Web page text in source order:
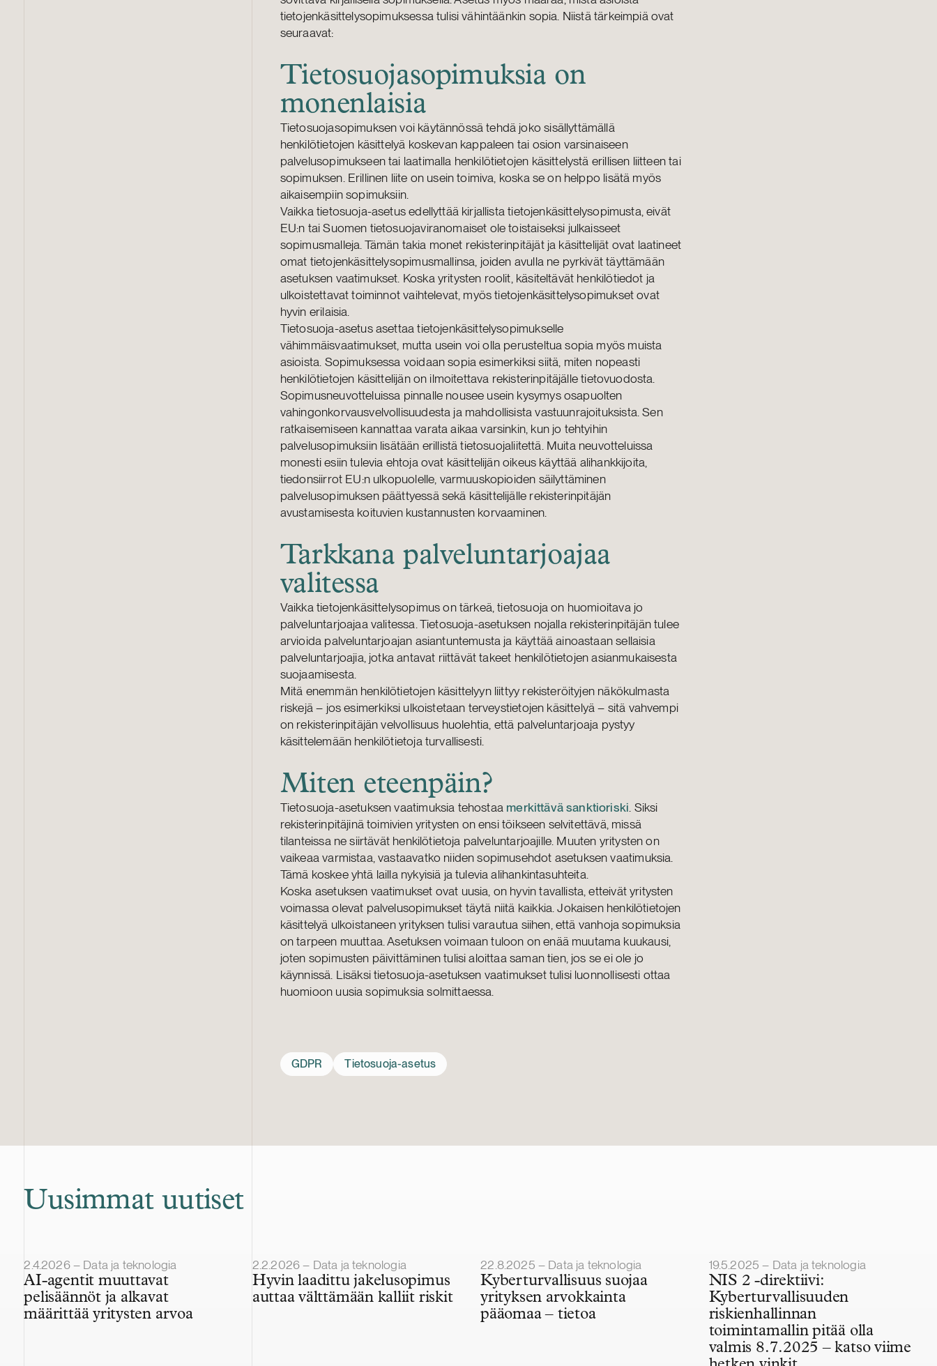
tietojenkäsittelysopimuksessa tulisi vähintäänkin sopia. Niistä tärkeimpiä ovat
seuraavat:
Tietosuojasopimuksia on
monenlaisia
Tietosuojasopimuksen voi käytännössä tehdä joko sisällyttämällä
henkilötietojen käsittelyä koskevan kappaleen tai osion varsinaiseen
palvelusopimukseen tai laatimalla henkilötietojen käsittelystä erillisen liitteen tai
sopimuksen. Erillinen liite on usein toimiva, koska se on helppo lisätä myös
aikaisempiin sopimuksiin.
Vaikka tietosuoja-asetus edellyttää kirjallista tietojenkäsittelysopimusta, eivät
EU:n tai Suomen tietosuojaviranomaiset ole toistaiseksi julkaisseet
sopimusmalleja. Tämän takia monet rekisterinpitäjät ja käsittelijät ovat laatineet
omat tietojenkäsittelysopimusmallinsa, joiden avulla ne pyrkivät täyttämään
asetuksen vaatimukset. Koska yritysten roolit, käsiteltävät henkilötiedot ja
ulkoistettavat toiminnot vaihtelevat, myös tietojenkäsittelysopimukset ovat
hyvin erilaisia.
Tietosuoja-asetus asettaa tietojenkäsittelysopimukselle
vähimmäisvaatimukset, mutta usein voi olla perusteltua sopia myös muista
asioista. Sopimuksessa voidaan sopia esimerkiksi siitä, miten nopeasti
henkilötietojen käsittelijän on ilmoitettava rekisterinpitäjälle tietovuodosta.
Sopimusneuvotteluissa pinnalle nousee usein kysymys osapuolten
vahingonkorvausvelvollisuudesta ja mahdollisista vastuunrajoituksista. Sen
ratkaisemiseen kannattaa varata aikaa varsinkin, kun jo tehtyihin
palvelusopimuksiin lisätään erillistä tietosuojaliitettä. Muita neuvotteluissa
monesti esiin tulevia ehtoja ovat käsittelijän oikeus käyttää alihankkijoita,
tiedonsiirrot EU:n ulkopuolelle, varmuuskopioiden säilyttäminen
palvelusopimuksen päättyessä sekä käsittelijälle rekisterinpitäjän
avustamisesta koituvien kustannusten korvaaminen.
Tarkkana palveluntarjoajaa
valitessa
Vaikka tietojenkäsittelysopimus on tärkeä, tietosuoja on huomioitava jo
palveluntarjoajaa valitessa. Tietosuoja-asetuksen nojalla rekisterinpitäjän tulee
arvioida palveluntarjoajan asiantuntemusta ja käyttää ainoastaan sellaisia
palveluntarjoajia, jotka antavat riittävät takeet henkilötietojen asianmukaisesta
suojaamisesta.
Mitä enemmän henkilötietojen käsittelyyn liittyy rekisteröityjen näkökulmasta
riskejä – jos esimerkiksi ulkoistetaan terveystietojen käsittelyä – sitä vahvempi
on rekisterinpitäjän velvollisuus huolehtia, että palveluntarjoaja pystyy
käsittelemään henkilötietoja turvallisesti.
Miten eteenpäin?
Tietosuoja-asetuksen vaatimuksia tehostaa merkittävä sanktioriski. Siksi
rekisterinpitäjinä toimivien yritysten on ensi töikseen selvitettävä, missä
tilanteissa ne siirtävät henkilötietoja palveluntarjoajille. Muuten yritysten on
vaikeaa varmistaa, vastaavatko niiden sopimusehdot asetuksen vaatimuksia.
Tämä koskee yhtä lailla nykyisiä ja tulevia alihankintasuhteita.
Koska asetuksen vaatimukset ovat uusia, on hyvin tavallista, etteivät yritysten
voimassa olevat palvelusopimukset täytä niitä kaikkia. Jokaisen henkilötietojen
käsittelyä ulkoistaneen yrityksen tulisi varautua siihen, että vanhoja sopimuksia
on tarpeen muuttaa. Asetuksen voimaan tuloon on enää muutama kuukausi,
joten sopimusten päivittäminen tulisi aloittaa saman tien, jos se ei ole jo
käynnissä. Lisäksi tietosuoja-asetuksen vaatimukset tulisi luonnollisesti ottaa
huomioon uusia sopimuksia solmittaessa.
GDPR Tietosuoja-asetus
Uusimmat uutiset
Julkaistu
2.4.2026 – Data ja teknologia
AI-agentit muuttavat
pelisäännöt ja alkavat
määrittää yritysten arvoa
Julkaistu
2.2.2026 – Data ja teknologia
Hyvin laadittu jakelusopimus
auttaa välttämään kalliit riskit
Julkaistu
22.8.2025 – Data ja teknologia
Kyberturvallisuus suojaa
yrityksen arvokkainta
pääomaa – tietoa
Julkaistu
19.5.2025 – Data ja teknologia
NIS 2 -direktiivi:
Kyberturvallisuuden
riskienhallinnan
toimintamallin pitää olla
valmis 8.7.2025 – katso viime